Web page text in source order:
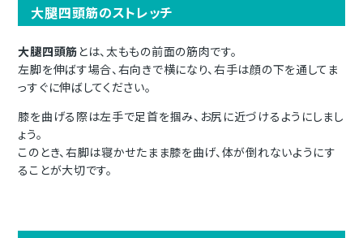
大腿四頭筋のストレッチ
大腿四頭筋とは、太ももの前面の筋肉です。
左脚を伸ばす場合、右向きで横になり、右手は顔の下を通してま
っすぐに伸ばしてください。
膝を曲げる際は左手で足首を掴み、お尻に近づけるようにしまし
ょう。
このとき、右脚は寝かせたまま膝を曲げ、体が倒れないようにす
ることが大切です。